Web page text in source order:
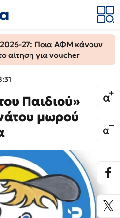
2026-27: Ποια ΑΦΜ κάνουν
αίτηση για voucher
Παιδιού»
μωρού